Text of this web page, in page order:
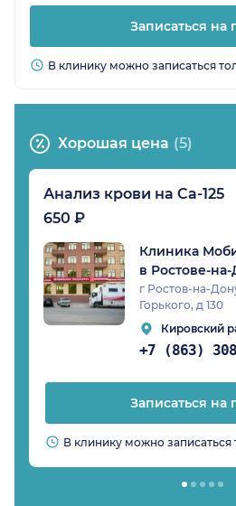
Записаться на
В клинику можно записаться
Хорошая цена (5)
Анализ крови на Са-125
650 ₽
Клиника
в Ростове-
г Ростов-на-
Горького, д 130
Кировский
Записаться на
В клинику можно